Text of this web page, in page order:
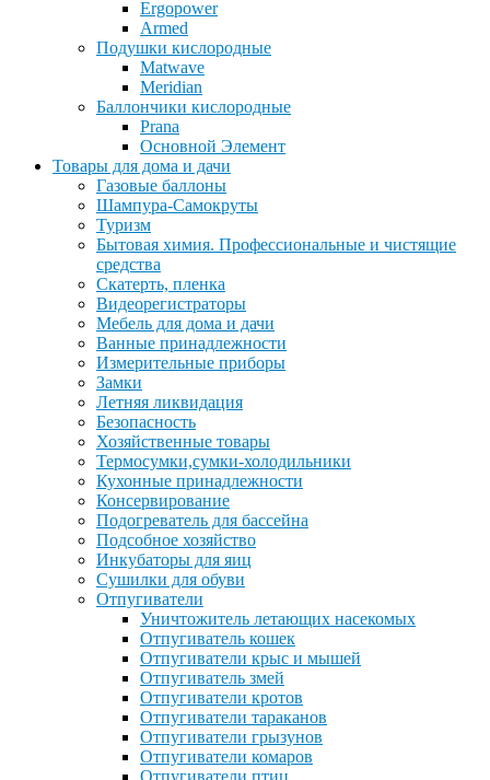
Ergopower
Armed
Подушки кислородные
Matwave
Meridian
Баллончики кислородные
Prana
Основной Элемент
Товары для дома и дачи
Газовые баллоны
Шампура-Самокруты
Туризм
Бытовая химия. Профессиональные и чистящие
средства
Скатерть, пленка
Видеорегистраторы
Мебель для дома и дачи
Ванные принадлежности
Измерительные приборы
Замки
Летняя ликвидация
Безопасность
Хозяйственные товары
Термосумки,сумки-холодильники
Кухонные принадлежности
Консервирование
Подогреватель для бассейна
Подсобное хозяйство
Инкубаторы для яиц
Сушилки для обуви
Отпугиватели
Уничтожитель летающих насекомых
Отпугиватель кошек
Отпугиватели крыс и мышей
Отпугиватель змей
Отпугиватели кротов
Отпугиватели тараканов
Отпугиватели грызунов
Отпугиватели комаров
Отпугиватели птиц